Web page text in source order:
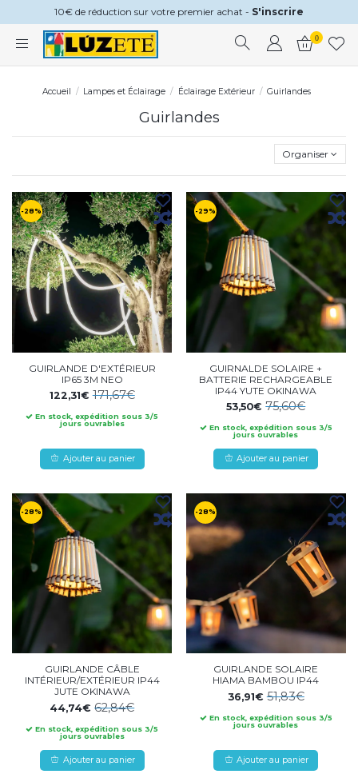
10€ de réduction sur votre premier achat - S'inscrire
0
Accueil Lampes et Éclairage Éclairage Extérieur Guirlandes
Guirlandes
Organiser
-28%
GUIRLANDE D'EXTÉRIEUR
IP65 3M NEO
122,31€171,67€
En stock, expédition sous 3/5
jours ouvrables
Ajouter au panier
-29%
GUIRNALDE SOLAIRE +
BATTERIE RECHARGEABLE
IP44 YUTE OKINAWA
53,50€75,60€
En stock, expédition sous 3/5
jours ouvrables
Ajouter au panier
-28%
GUIRLANDE CÂBLE
INTÉRIEUR/EXTÉRIEUR IP44
JUTE OKINAWA
44,74€62,84€
En stock, expédition sous 3/5
jours ouvrables
Ajouter au panier
-28%
GUIRLANDE SOLAIRE
HIAMA BAMBOU IP44
36,91€51,83€
En stock, expédition sous 3/5
jours ouvrables
Ajouter au panier